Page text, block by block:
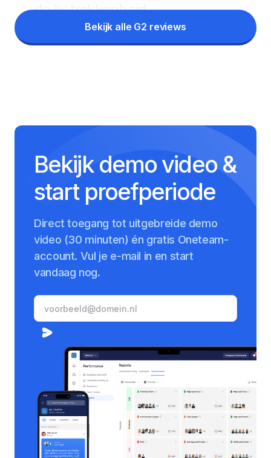
de betrokkenheid
Bekijk alle G2 reviews
Bekijk demo video &
start proefperiode
Direct toegang tot uitgebreide demo
video (30 minuten) én gratis Oneteam-
account. Vul je e-mail in en start
vandaag nog.